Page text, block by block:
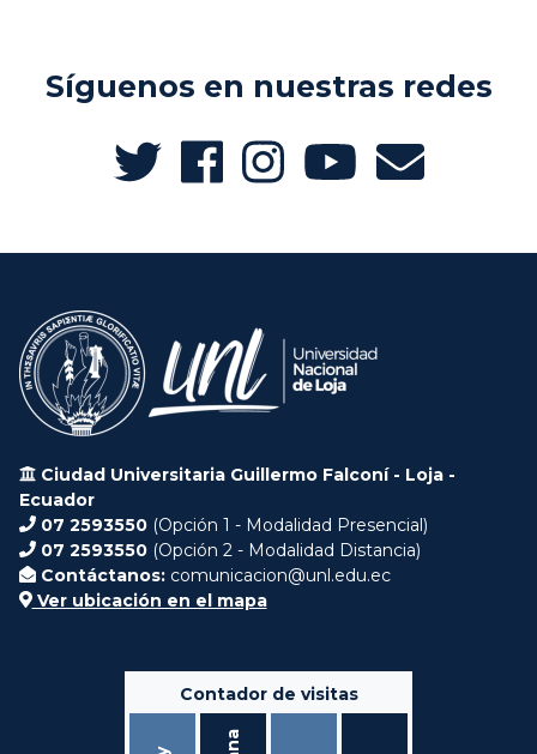
Síguenos en nuestras redes
Ciudad Universitaria Guillermo Falconí - Loja -
Ecuador
07 2593550 (Opción 1 - Modalidad Presencial)
07 2593550 (Opción 2 - Modalidad Distancia)
Contáctanos: comunicacion@unl.edu.ec
Ver ubicación en el mapa
Contador de visitas